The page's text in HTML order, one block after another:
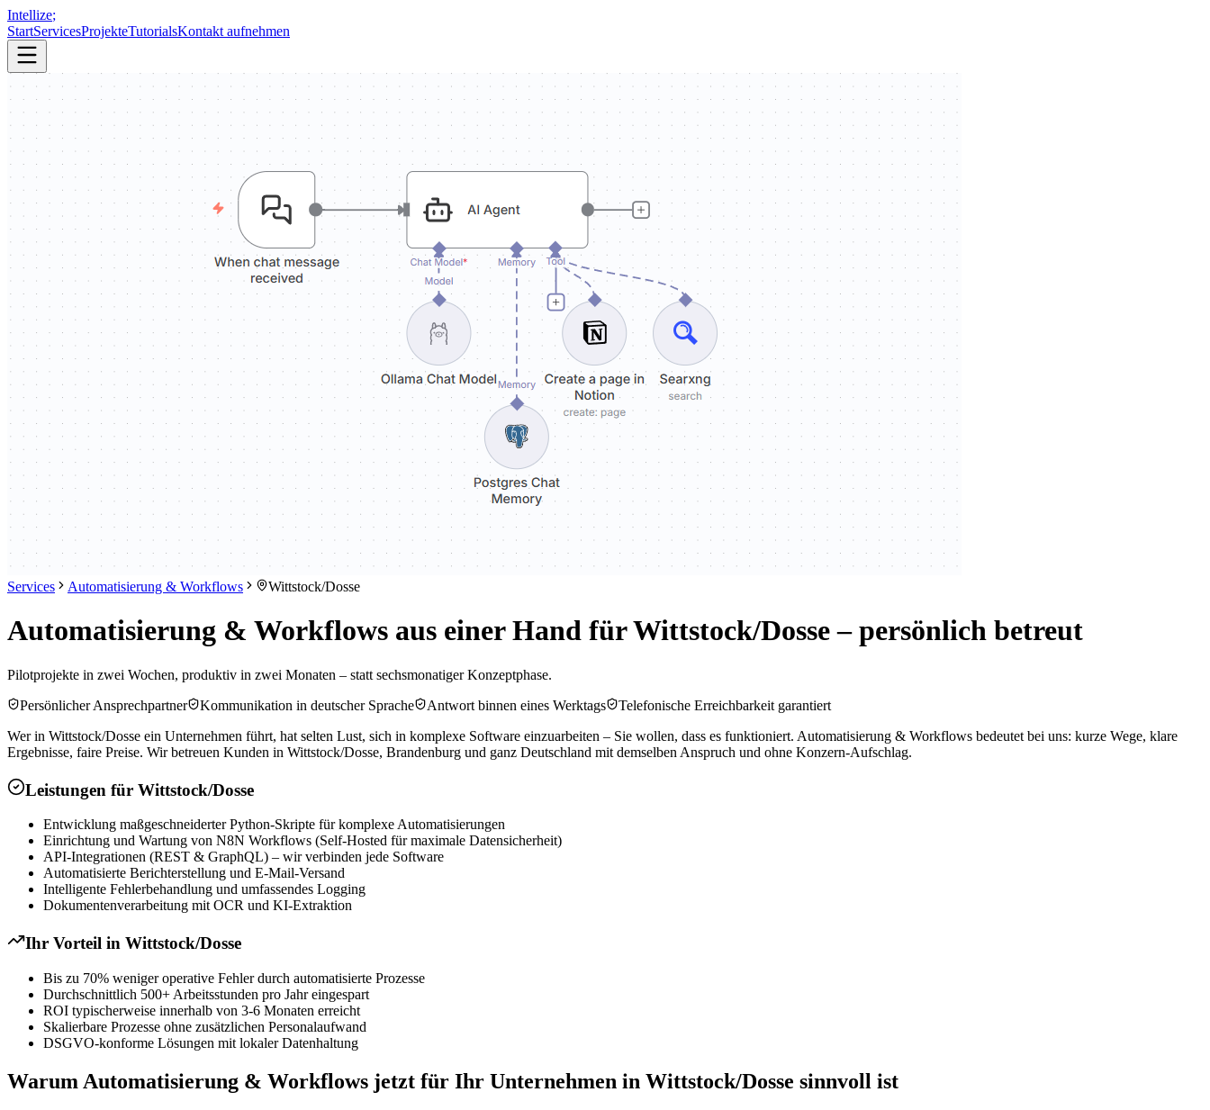
Intellize;
StartServicesProjekteTutorialsKontakt aufnehmen
Services Automatisierung & Workflows Wittstock/Dosse
Automatisierung & Workflows aus einer Hand für Wittstock/Dosse – persönlich betreut
Pilotprojekte in zwei Wochen, produktiv in zwei Monaten – statt sechsmonatiger Konzeptphase.
Persönlicher Ansprechpartner
Kommunikation in deutscher Sprache Antwort binnen eines Werktags
Telefonische Erreichbarkeit garantiert
Wer in Wittstock/Dosse ein Unternehmen führt, hat selten Lust, sich in komplexe Software einzuarbeiten – Sie wollen, dass es funktioniert. Automatisierung & Workflows bedeutet bei uns: kurze Wege, klare
Ergebnisse, faire Preise. Wir betreuen Kunden in Wittstock/Dosse, Brandenburg und ganz Deutschland mit demselben Anspruch und ohne Konzern-Aufschlag.
Leistungen für Wittstock/Dosse
Entwicklung maßgeschneiderter Python-Skripte für komplexe Automatisierungen
Einrichtung und Wartung von N8N Workflows (Self-Hosted für maximale Datensicherheit)
API-Integrationen (REST & GraphQL) – wir verbinden jede Software
Automatisierte Berichterstellung und E-Mail-Versand
Intelligente Fehlerbehandlung und umfassendes Logging
Dokumentenverarbeitung mit OCR und KI-Extraktion
Ihr Vorteil in Wittstock/Dosse
Bis zu 70% weniger operative Fehler durch automatisierte Prozesse
Durchschnittlich 500+ Arbeitsstunden pro Jahr eingespart
ROI typischerweise innerhalb von 3-6 Monaten erreicht
Skalierbare Prozesse ohne zusätzlichen Personalaufwand
DSGVO-konforme Lösungen mit lokaler Datenhaltung
Warum Automatisierung & Workflows jetzt für Ihr Unternehmen in Wittstock/Dosse sinnvoll ist